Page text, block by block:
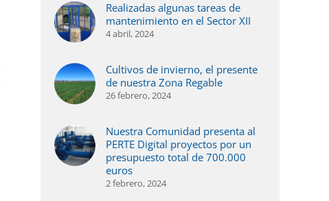
Realizadas algunas tareas de
mantenimiento en el Sector XII
4 abril, 2024
Cultivos de invierno, el presente
de nuestra Zona Regable
26 febrero, 2024
Nuestra Comunidad presenta al
PERTE Digital proyectos por un
presupuesto total de 700.000
euros
2 febrero, 2024